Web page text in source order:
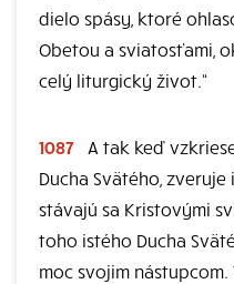
dielo spásy, ktoré
Obetou a sviatosťami,
celý liturgický život.“
1087
A tak keď
Ducha Svätého,
stávajú sa Kristovými
toho istého Ducha
moc svojim nástupcom.